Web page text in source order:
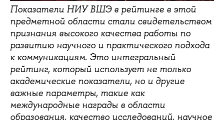
Показатели НИУ ВШЭ в рейтинге в этой
предметной области стали свидетельством
признания высокого качества работы по
развитию научного и практического подхода
к коммуникациям. Это интегральный
рейтинг, который использует не только
академические показатели, но и другие
важные параметры, такие как
международные награды в области
образования, качество исследований, научное